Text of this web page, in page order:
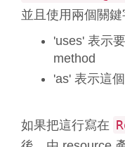
並且使用兩個關鍵
'uses' 表示
method
'as' 表示這
如果把這行寫在